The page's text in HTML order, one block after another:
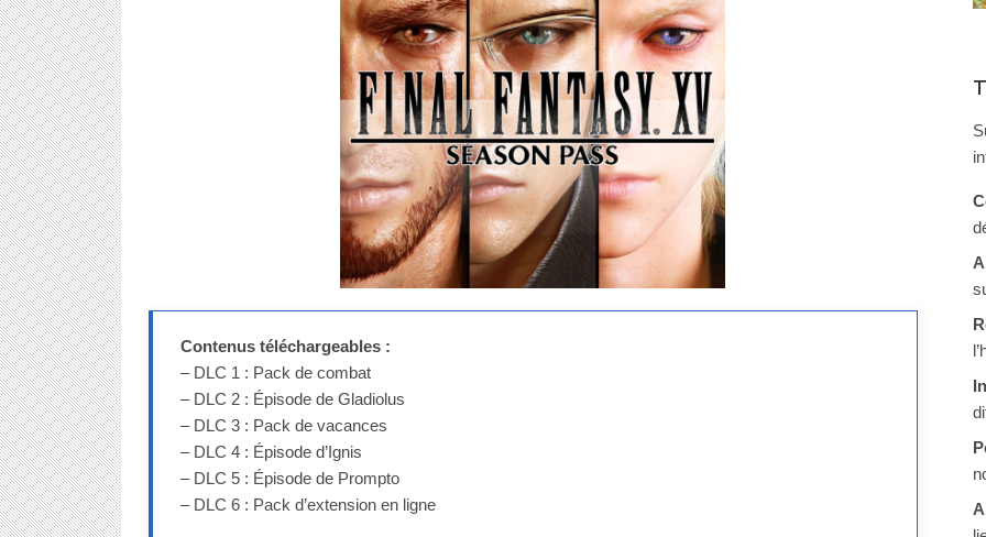
Contenus téléchargeables :
– DLC 1 : Pack de combat
– DLC 2 : Épisode de Gladiolus
– DLC 3 : Pack de vacances
– DLC 4 : Épisode d’Ignis
– DLC 5 : Épisode de Prompto
– DLC 6 : Pack d’extension en ligne